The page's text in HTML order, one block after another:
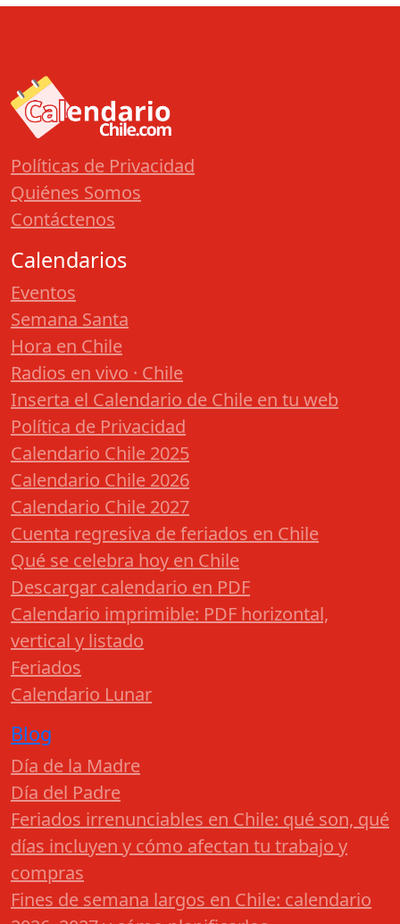
Políticas de Privacidad
Quiénes Somos
Contáctenos
Calendarios
Eventos
Semana Santa
Hora en Chile
Radios en vivo · Chile
Inserta el Calendario de Chile en tu web
Política de Privacidad
Calendario Chile 2025
Calendario Chile 2026
Calendario Chile 2027
Cuenta regresiva de feriados en Chile
Qué se celebra hoy en Chile
Descargar calendario en PDF
Calendario imprimible: PDF horizontal,
vertical y listado
Feriados
Calendario Lunar
Blog
Día de la Madre
Día del Padre
Feriados irrenunciables en Chile: qué son, qué
días incluyen y cómo afectan tu trabajo y
compras
Fines de semana largos en Chile: calendario